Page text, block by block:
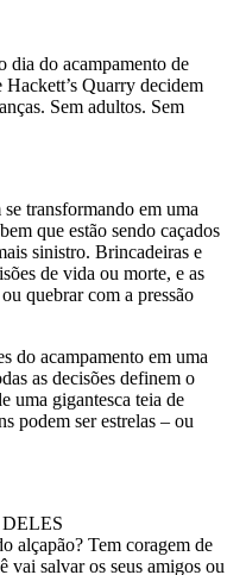
dia do acampamento de
Hackett’s Quarry decidem
Sem adultos. Sem
transformando em uma
que estão sendo caçados
sinistro. Brincadeiras e
de vida ou morte, e as
quebrar com a pressão
do acampamento em uma
as decisões definem o
uma gigantesca teia de
podem ser estrelas – ou
alçapão? Tem coragem de
vai salvar os seus amigos ou